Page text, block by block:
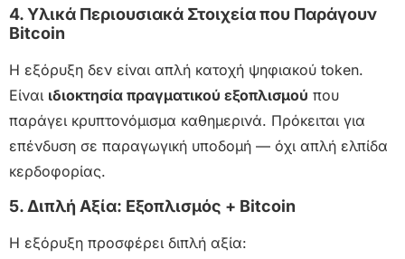
4. Υλικά Περιουσιακά Στοιχεία που Παράγουν
Bitcoin
Η εξόρυξη δεν είναι απλή κατοχή ψηφιακού token.
Είναι ιδιοκτησία πραγματικού εξοπλισμού που
παράγει κρυπτονόμισμα καθημερινά. Πρόκειται για
επένδυση σε παραγωγική υποδομή — όχι απλή ελπίδα
κερδοφορίας.
5. Διπλή Αξία: Εξοπλισμός + Bitcoin
Η εξόρυξη προσφέρει διπλή αξία: